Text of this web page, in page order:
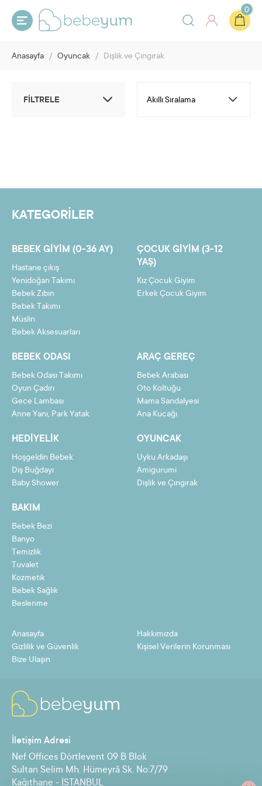
0
Anasayfa / Oyuncak / Dişlik ve Çıngırak
FİLTRELE
KATEGORİLER
BEBEK GIYIM (0-36 AY)
Hastane çıkış
Yenidoğan Takımı
Bebek Zıbın
Bebek Takımı
Müslin
Bebek Aksesuarları
ÇOCUK GIYIM (3-12
YAŞ)
Kız Çocuk Giyim
Erkek Çocuk Giyim
BEBEK ODASI
Bebek Odası Takımı
Oyun Çadırı
Gece Lambası
Anne Yanı, Park Yatak
ARAÇ GEREÇ
Bebek Arabası
Oto Koltuğu
Mama Sandalyesi
Ana Kucağı
HEDIYELIK
Hoşgeldin Bebek
Diş Buğdayı
Baby Shower
OYUNCAK
Uyku Arkadaşı
Amigurumi
Dişlik ve Çıngırak
BAKIM
Bebek Bezi
Banyo
Temizlik
Tuvalet
Kozmetik
Bebek Sağlık
Beslenme
Anasayfa
Hakkımızda
Gizlilik ve Güvenlik
Kişisel Verilerin Korunması
Bize Ulaşın
İletişim Adresi
Nef Offices Dörtlevent 09 B Blok
Sultan Selim Mh. Hümeyrâ Sk. No:7/79
Kağıthane - İSTANBUL